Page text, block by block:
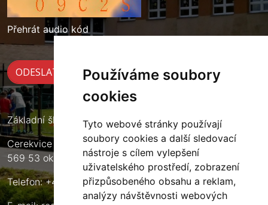
Používáme soubory
cookies
Tyto webové stránky používají
soubory cookies a další sledovací
nástroje s cílem vylepšení
uživatelského prostředí, zobrazení
přizpůsobeného obsahu a reklam,
analýzy návštěvnosti webových
Přehrát audio kód
Základní škola Cerekvice nad Loučnou
Cerekvice nad Loučnou 135
569 53 okres Svitavy
Telefon: +420 461 633 140